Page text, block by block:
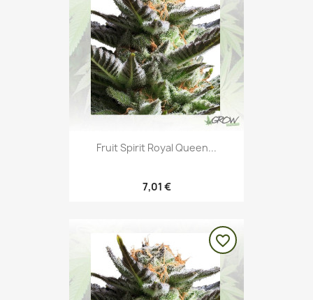
Fruit Spirit Royal Queen...
7,01 €
favorite_border